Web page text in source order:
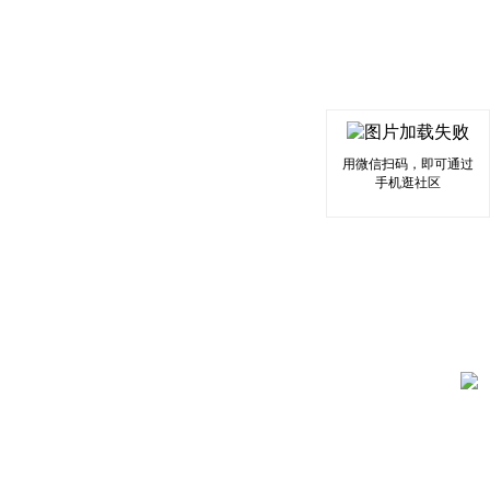
用微信扫码，即可通过
手机逛社区